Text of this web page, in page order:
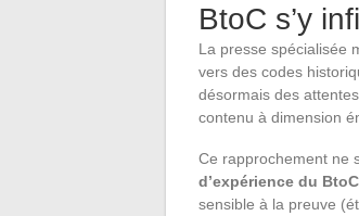
BtoC s’y
La presse spécialisée
vers des codes
désormais des
contenu à dimension
Ce rapprochement ne
d’expérience du
sensible à la preuve